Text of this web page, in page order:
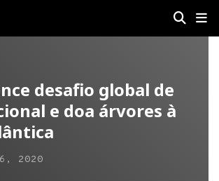
desafio global de
e doa árvores à
2020